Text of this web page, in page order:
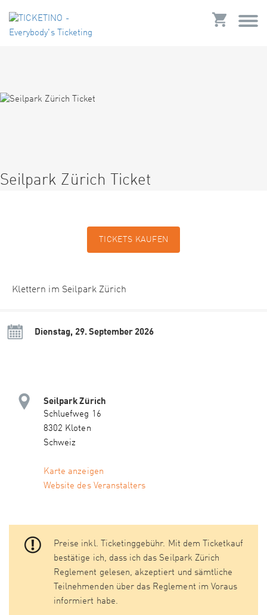
Seilpark Zürich Ticket
TICKETS KAUFEN
Klettern im Seilpark Zürich
Dienstag, 29. September 2026
Seilpark Zürich
Schluefweg 16
8302 Kloten
Schweiz
Karte anzeigen
Website des Veranstalters
Preise inkl. Ticketinggebühr. Mit dem Ticketkauf
bestätige ich, dass ich das Seilpark Zürich
Reglement gelesen, akzeptiert und sämtliche
Teilnehmenden über das Reglement im Voraus
informiert habe.